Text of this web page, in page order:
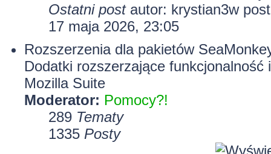
Ostatni postautor: krystian3w
17 maja 2026, 23:05
Rozszerzenia dla pakietów
Dodatki rozszerzające
Mozilla Suite
Moderator: Pomocy?!
289 Tematy
1335 Posty